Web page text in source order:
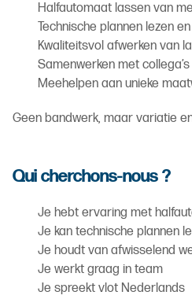
Halfautomaat lassen van
Technische plannen lezen
Kwaliteitsvol afwerken van
Samenwerken met
Meehelpen aan unieke
Geen bandwerk, maar variatie
Qui cherchons-nous ?
Je hebt ervaring met
Je kan technische plannen
Je houdt van afwisselend
Je werkt graag in team
Je spreekt vlot Nederlands